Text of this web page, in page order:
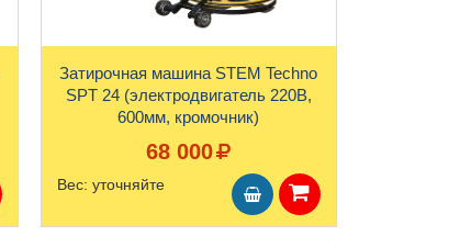
Затирочная машина STEM Techno
SPT 24 (электродвигатель 220В,
600мм, кромочник)
68 000
Вес: уточняйте